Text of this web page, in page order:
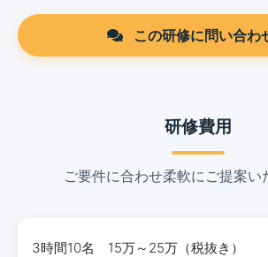
この研修に問い合わ
研修費用
ご要件に合わせ柔軟にご提案い
3時間10名 15万～25万（税抜き）